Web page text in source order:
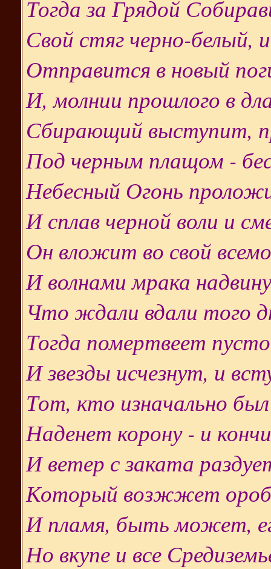
Тогда за Грядой
Свой стяг черно-белый,
Отправится в новый
И, молнии прошлого в
Сбирающий выступит,
Под черным плащом -
Небесный Огонь
И сплав черной воли и
Он вложит во свой
И волнами мрака
Что ждали вдали того
Тогда помертвеет
И звезды исчезнут, и
Тот, кто изначально
Наденет корону - и
И ветер с заката
Который возжжет
И пламя, быть может,
Но вкупе и все